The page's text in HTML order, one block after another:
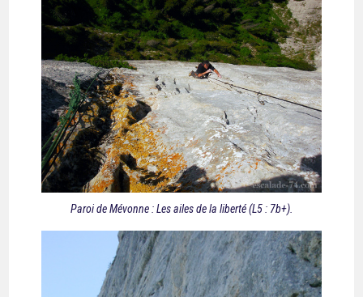
Paroi de Mévonne : Les ailes de la liberté (L5 : 7b+).